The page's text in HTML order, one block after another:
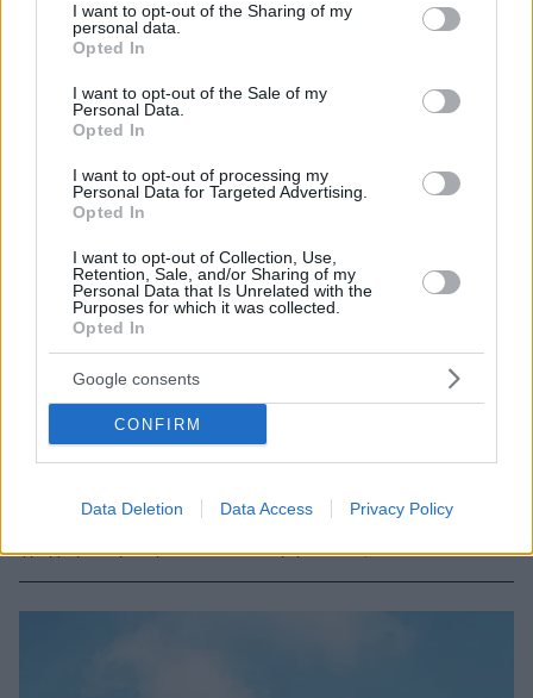
not limited to your visit or usage behaviour. You may click to
grant or deny consent to Google and its third-party tags to
use your data for below specified purposes in below Google
consent section.
I want to opt-out of the Sharing of my
personal data.
Opted In
I want to opt-out of the Sale of my
Personal Data.
Opted In
I want to opt-out of processing my
Personal Data for Targeted Advertising.
Opted In
I want to opt-out of Collection, Use,
Retention, Sale, and/or Sharing of my
Personal Data that Is Unrelated with the
Purposes for which it was collected.
Opted In
Google consents
CONFIRM
Data Deletion Data Access Privacy Policy
Ναυπηγεία Σκαραμαγκά: Τον Απρίλιο εκτιμάται η
επαναλειτουργία τους – Όλα όσα είπε ο Προκοπίου στο
ΕΒΕΠ
Επισπεύδονται οι διαδικασίες από το υπουργείο
Οικονομικών προκειμένου να ξεκινήσει το
γρηγορότερο η επαναλειτουργία τους
10.01.2023, 08:15